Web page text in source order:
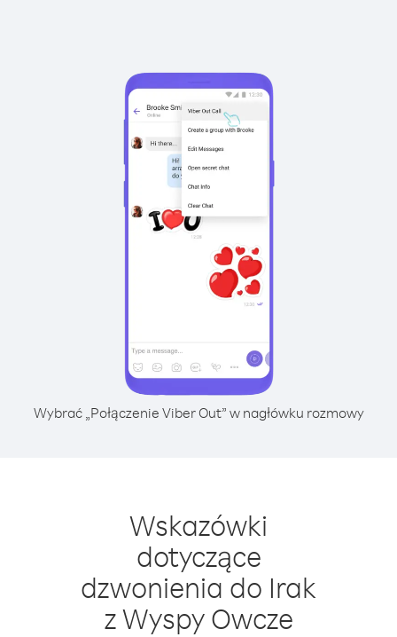
Wybrać „Połączenie Viber Out” w nagłówku rozmowy
Wskazówki
dotyczące
dzwonienia do Irak
z Wyspy Owcze